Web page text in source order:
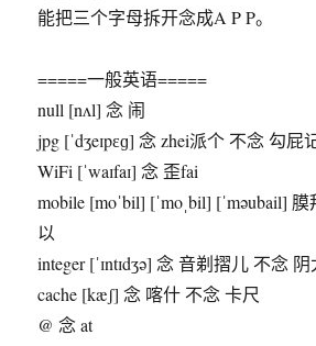
能把三个字母拆开念成A P P。
=====一般英语=====
null [nʌl] 念 闹
jpg [ˈdʒeɪpɛɡ] 念 zhei派个 不念 勾屁
WiFi [ˈwaɪfaɪ] 念 歪fai
mobile [moˈbil] [ˈmoˌbil] [ˈməubail]
以
integer [ˈɪntɪdʒə] 念 音剃摺儿 不念
cache [kæʃ] 念 喀什 不念 卡尺
@ 念 at